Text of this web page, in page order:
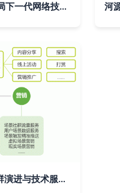
全球18家顶级电信运营商加速布局下一代网络技术，推动数字化转型
腾讯系生态主导下的中国网络社群演进与技术服务新趋势